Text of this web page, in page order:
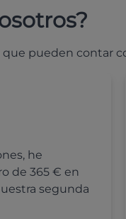
que pueden contar
he
de 365 € en
segunda